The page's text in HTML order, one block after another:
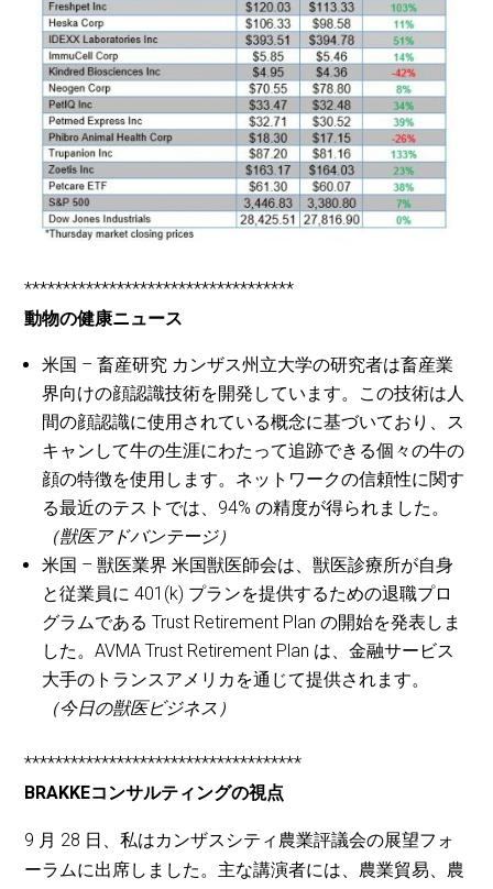
***********************************
動物の健康ニュース
米国 – 畜産研究 カンザス州立大学の研究者は畜産業
界向けの顔認識技術を開発しています。この技術は人
間の顔認識に使用されている概念に基づいており、ス
キャンして牛の生涯にわたって追跡できる個々の牛の
顔の特徴を使用します。ネットワークの信頼性に関す
る最近のテストでは、94% の精度が得られました。
（獣医アドバンテージ）
米国 – 獣医業界 米国獣医師会は、獣医診療所が自身
と従業員に 401(k) プランを提供するための退職プロ
グラムである Trust Retirement Plan の開始を発表しま
した。AVMA Trust Retirement Plan は、金融サービス
大手のトランスアメリカを通じて提供されます。
（今日の獣医ビジネス）
************************************
BRAKKEコンサルティングの視点
9 月 28 日、私はカンザスシティ農業評議会の展望フォ
ーラムに出席しました。主な講演者には、農業貿易、農